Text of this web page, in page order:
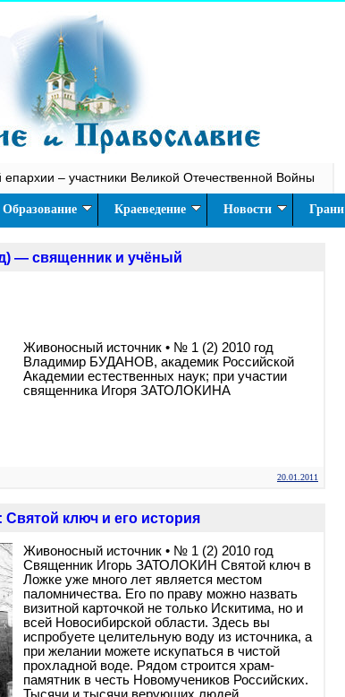
– участники Великой Отечественной Войны
Образование Краеведение Новости Грани
— священник и учёный
Живоносный источник • № 1 (2) 2010 год
Владимир БУДАНОВ, академик Российской
Академии естественных наук; при участии
священника Игоря ЗАТОЛОКИНА
20.01.2011
ключ и его история
Живоносный источник • № 1 (2) 2010 год
Священник Игорь ЗАТОЛОКИН Святой ключ в
Ложке уже много лет является местом
паломничества. Его по праву можно назвать
визитной карточкой не только Искитима, но и
всей Новосибирской области. Здесь вы
испробуете целительную воду из источника, а
при желании можете искупаться в чистой
прохладной воде. Рядом строится храм-
памятник в честь Новомучеников Российских.